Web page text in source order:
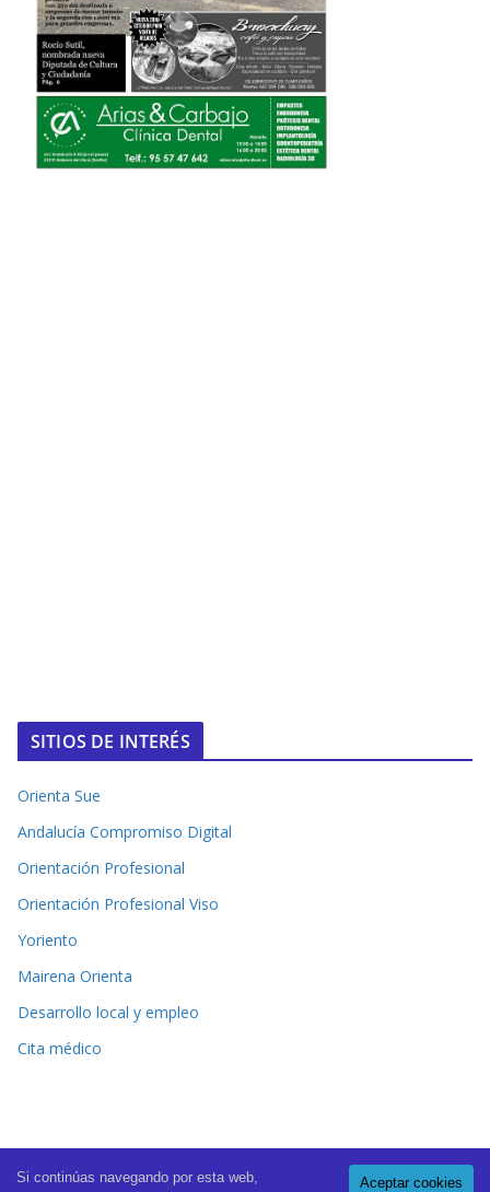
SITIOS DE INTERÉS
Orienta Sue
Andalucía Compromiso Digital
Orientación Profesional
Orientación Profesional Viso
Yoriento
Mairena Orienta
Desarrollo local y empleo
Cita médico
Aceptar cookies
Si continúas navegando por esta web,